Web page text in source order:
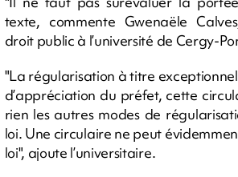
texte, commente Gwenaële
droit public à l’université de Cergy-
"La régularisation à titre
d’appréciation du préfet, cette
rien les autres modes de
loi. Une circulaire ne peut
loi", ajoute l’universitaire.